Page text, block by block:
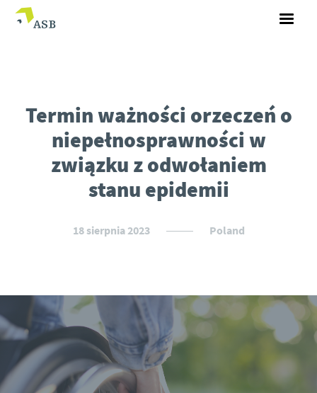
Termin ważności orzeczeń o
niepełnosprawności w
związku z odwołaniem
stanu epidemii
18 sierpnia 2023 Poland